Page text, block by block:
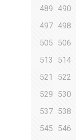
489
490
497 498
505
506
513
514
521
522
529
530
537 538
545
546